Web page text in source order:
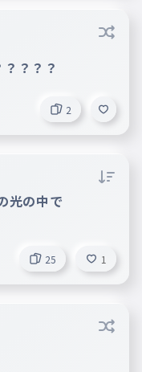
？？？
2
光の中で
25 1